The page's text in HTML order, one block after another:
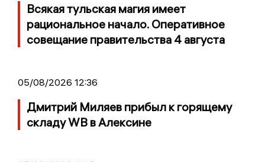
Всякая тульская магия имеет
рациональное начало. Оперативное
совещание правительства 4 августа
05/08/2026 12:36
Дмитрий Миляев прибыл к горящему
складу WB в Алексине